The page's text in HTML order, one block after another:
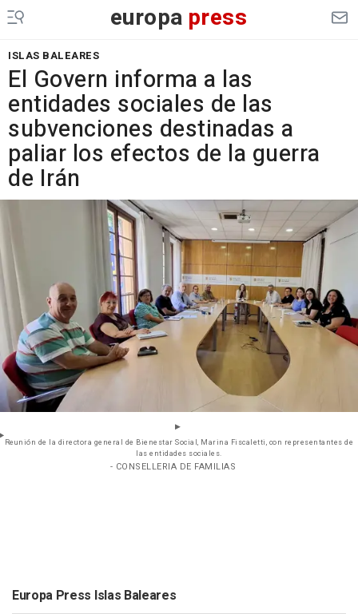
europa press
ISLAS BALEARES
El Govern informa a las
entidades sociales de las
subvenciones destinadas a
paliar los efectos de la guerra
de Irán
Reunión de la directora general de Bienestar Social, Marina Fiscaletti, con representantes de
las entidades sociales.
- CONSELLERIA DE FAMILIAS
Europa Press Islas Baleares